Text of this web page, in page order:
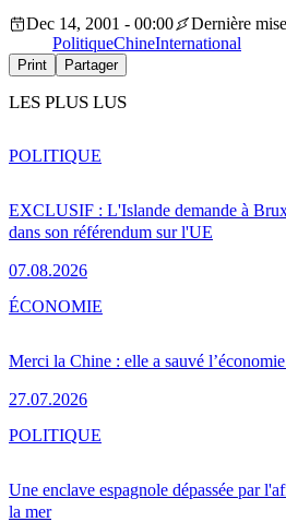
Dec 14, 2001 - 00:00
Dernière
PolitiqueChineInternational
Print Partager
LES PLUS LUS
EXCLUSIF : L'Islande demande à
dans son référendum sur l'UE
07.08.2026
POLITIQUE
Merci la Chine : elle a sauvé
27.07.2026
ÉCONOMIE
Une enclave espagnole dépassée par
la mer
POLITIQUE